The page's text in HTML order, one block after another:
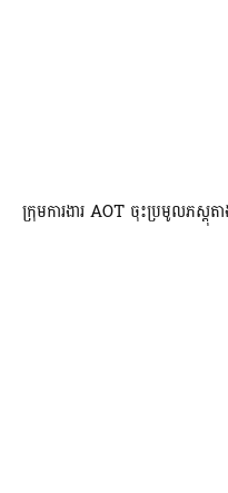
ក្រុមការងារ AOT ចុះប្រមូលភស្តុ